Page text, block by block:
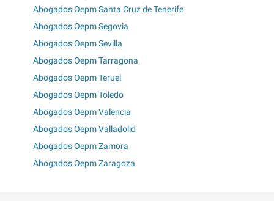
Abogados Oepm Santa Cruz de Tenerife
Abogados Oepm Segovia
Abogados Oepm Sevilla
Abogados Oepm Tarragona
Abogados Oepm Teruel
Abogados Oepm Toledo
Abogados Oepm Valencia
Abogados Oepm Valladolid
Abogados Oepm Zamora
Abogados Oepm Zaragoza